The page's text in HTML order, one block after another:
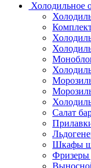
Холодильное
Салат
Шкафы
Фризеры